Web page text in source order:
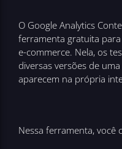
O Google Analytics
ferramenta gratuita
e-commerce. Nela, os
diversas versões de
aparecem na própria
Nessa ferramenta, você